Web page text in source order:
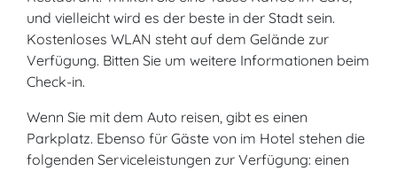
und vielleicht wird es der beste in der Stadt sein.
Kostenloses WLAN steht auf dem Gelände zur
Verfügung. Bitten Sie um weitere Informationen beim
Check-in.
Wenn Sie mit dem Auto reisen, gibt es einen
Parkplatz. Ebenso für Gäste von im Hotel stehen die
folgenden Serviceleistungen zur Verfügung: einen